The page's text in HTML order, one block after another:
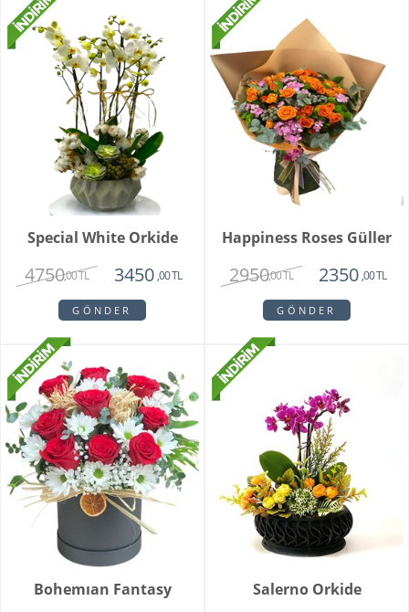
Special White Orkide
4750,00 TL 3450 ,00 TL
GÖNDER
Happiness Roses Güller
2950,00 TL 2350 ,00 TL
GÖNDER
Bohemıan Fantasy Salerno Orkide